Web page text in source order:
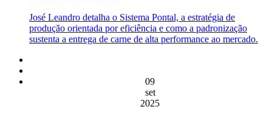
José Leandro detalha o Sistema Pontal, a estratégia de
produção orientada por eficiência e como a padronização
sustenta a entrega de carne de alta performance ao mercado.
09
set
2025